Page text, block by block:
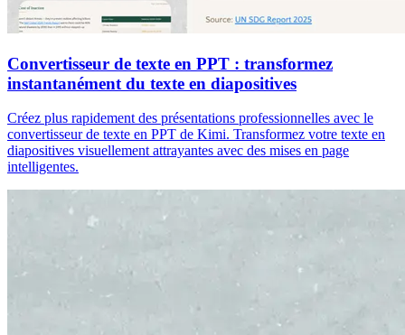
Convertisseur de texte en PPT : transformez
instantanément du texte en diapositives
Créez plus rapidement des présentations professionnelles avec le
convertisseur de texte en PPT de Kimi. Transformez votre texte en
diapositives visuellement attrayantes avec des mises en page
intelligentes.